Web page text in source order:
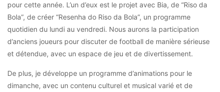
pour cette année. L’un d’eux est le projet avec Bia, de “Riso da
Bola”, de créer “Resenha do Riso da Bola”, un programme
quotidien du lundi au vendredi. Nous aurons la participation
d’anciens joueurs pour discuter de football de manière sérieuse
et détendue, avec un espace de jeu et de divertissement.
De plus, je développe un programme d’animations pour le
dimanche, avec un contenu culturel et musical varié et de